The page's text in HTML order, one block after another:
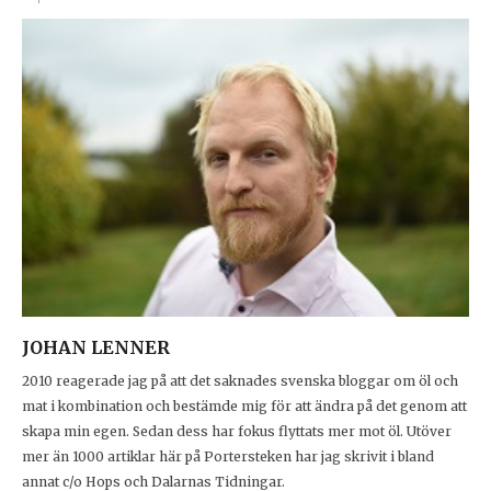
JOHAN LENNER
2010 reagerade jag på att det saknades svenska bloggar om öl och
mat i kombination och bestämde mig för att ändra på det genom att
skapa min egen. Sedan dess har fokus flyttats mer mot öl. Utöver
mer än 1000 artiklar här på Portersteken har jag skrivit i bland
annat c/o Hops och Dalarnas Tidningar.